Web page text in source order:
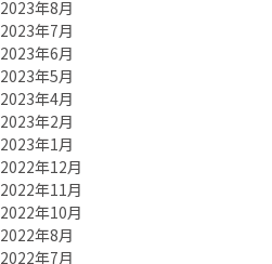
2023年8月
2023年7月
2023年6月
2023年5月
2023年4月
2023年2月
2023年1月
2022年12月
2022年11月
2022年10月
2022年8月
2022年7月